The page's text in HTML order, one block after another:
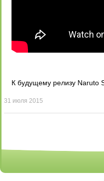
К будущему релизу Naruto
31 июля 2015